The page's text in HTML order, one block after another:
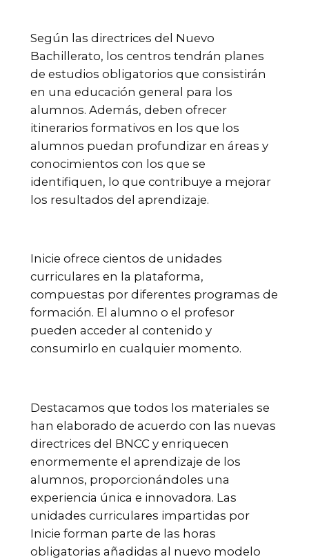
Según las directrices del Nuevo
Bachillerato, los centros tendrán planes
de estudios obligatorios que consistirán
en una educación general para los
alumnos. Además, deben ofrecer
itinerarios formativos en los que los
alumnos puedan profundizar en áreas y
conocimientos con los que se
identifiquen, lo que contribuye a mejorar
los resultados del aprendizaje.
Inicie ofrece cientos de unidades
curriculares en la plataforma,
compuestas por diferentes programas de
formación. El alumno o el profesor
pueden acceder al contenido y
consumirlo en cualquier momento.
Destacamos que todos los materiales se
han elaborado de acuerdo con las nuevas
directrices del BNCC y enriquecen
enormemente el aprendizaje de los
alumnos, proporcionándoles una
experiencia única e innovadora. Las
unidades curriculares impartidas por
Inicie forman parte de las horas
obligatorias añadidas al nuevo modelo